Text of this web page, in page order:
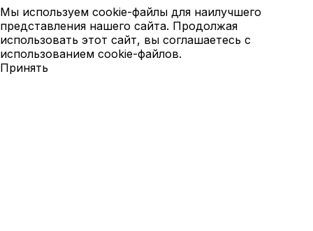
Мы используем cookie-файлы для наилучшего
представления нашего сайта. Продолжая
использовать этот сайт, вы соглашаетесь с
использованием cookie-файлов.
Принять